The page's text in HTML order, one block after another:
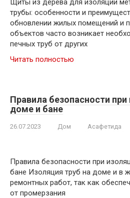
Щиты из дерева для изоляции
трубы: особенности и
обновлении жилых помещений и
объектов часто возникает
печных труб от других
Читать полностью
Правила безопасности
доме и бане
26.07.2023 Дом Асафетида
Правила безопасности при
бане Изоляция труб на доме и в
ремонтных работ, так как
от промерзания